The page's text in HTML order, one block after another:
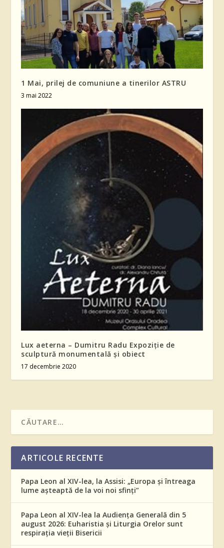
1 Mai, prilej de comuniune a tinerilor ASTRU
3 mai 2022
Lux aeterna – Dumitru Radu Expoziție de
sculptură monumentală și obiect
17 decembrie 2020
ARTICOLE RECENTE
Papa Leon al XIV-lea, la Assisi: „Europa și întreaga
lume așteaptă de la voi noi sfinți”
Papa Leon al XIV-lea la Audiența Generală din 5
august 2026: Euharistia și Liturgia Orelor sunt
respirația vieții Bisericii